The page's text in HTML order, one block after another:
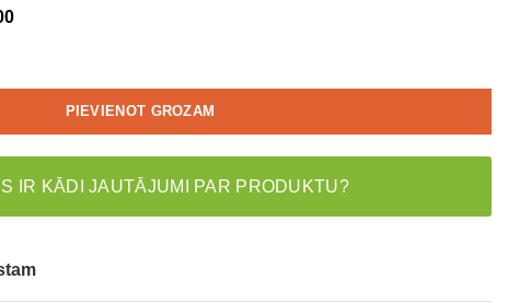
PIEVIENOT GROZAM
IR KĀDI JAUTĀJUMI PAR PRODUKTU?